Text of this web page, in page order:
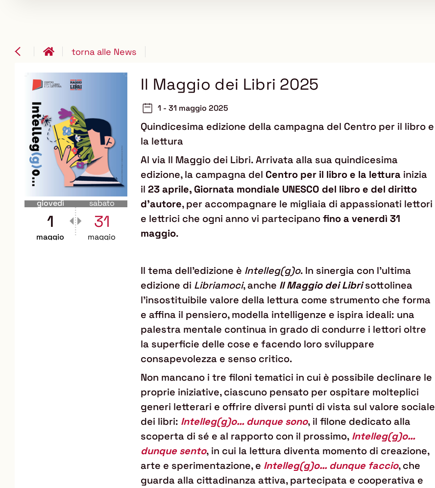
torna alle News
giovedì
1
maggio
sabato
31
maggio
Il Maggio dei Libri 2025
1 - 31 maggio 2025
Quindicesima edizione della campagna del Centro per il libro e
la lettura
Al via Il Maggio dei Libri. Arrivata alla sua quindicesima
edizione, la campagna del Centro per il libro e la lettura inizia
il 23 aprile, Giornata mondiale UNESCO del libro e del diritto
d’autore, per accompagnare le migliaia di appassionati lettori
e lettrici che ogni anno vi partecipanofino a venerdì 31
maggio.
Il tema dell'edizione è Intelleg(g)o. In sinergia con l’ultima
edizione di Libriamoci, anche Il Maggio dei Librisottolinea
l’insostituibile valore della lettura come strumento che forma
e affina il pensiero, modella intelligenze e ispira ideali: una
palestra mentale continua in grado di condurre i lettori oltre
la superficie delle cose e facendo loro sviluppare
consapevolezza e senso critico.
Non mancano i tre filoni tematici in cui è possibile declinare le
proprie iniziative, ciascuno pensato per ospitare molteplici
generi letterari e offrire diversi punti di vista sul valore sociale
dei libri: Intelleg(g)o… dunque sono, il filone dedicato alla
scoperta di sé e al rapporto con il prossimo, Intelleg(g)o…
dunque sento, in cui la lettura diventa momento di creazione,
arte e sperimentazione, e Intelleg(g)o… dunque faccio, che
guarda alla cittadinanza attiva, partecipata e cooperativa e